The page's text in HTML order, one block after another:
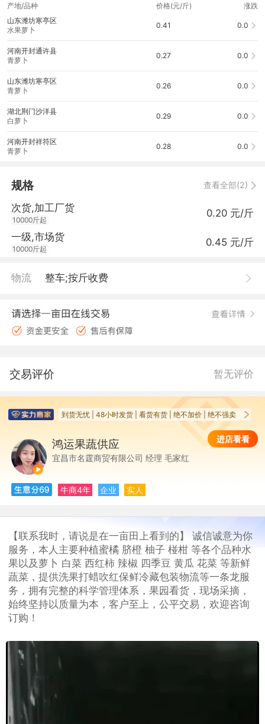
产地/品种 价格(元/斤)
涨跌
山东潍坊寒亭区
水果萝卜
0.41 0.0
河南开封通许县
青萝卜
0.27 0.0
山东潍坊寒亭区
青萝卜
0.26 0.0
湖北荆门沙洋县
白萝卜
0.29 0.0
河南开封祥符区
青萝卜
0.28 0.0
规格 查看全部(2)
次货,加工厂货
10000斤起
0.20 元/斤
一级,市场货
10000斤起
0.45 元/斤
物流 整车;按斤收费
交易评价 暂无评价
到货无忧 | 48小时发货 | 看货有货 | 绝不加价 | 绝不强卖 | 支持
鸿
鸿运果蔬供应
宜昌市名霆商贸有限公司 经理 毛家红
进店看看
牛商4年 企业 实人
【联系我时，请说是在一亩田上看到的】 诚信诚意为你
服务，本人主要种植蜜橘 脐橙 柚子 椪柑 等各个品种水
果以及萝卜 白菜 西红柿 辣椒 四季豆 黄瓜 花菜 等新鲜
蔬菜，提供洗果打蜡吹红保鲜冷藏包装物流等一条龙服
务，拥有完整的科学管理体系，果园看货，现场采摘，
始终坚持以质量为本，客户至上，公平交易，欢迎咨询
订购！